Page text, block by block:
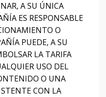
A SU ÚNICA
ES RESPONSABLE
O
PUEDE, A SU
LA TARIFA
USO DEL
O UNA
CON LA